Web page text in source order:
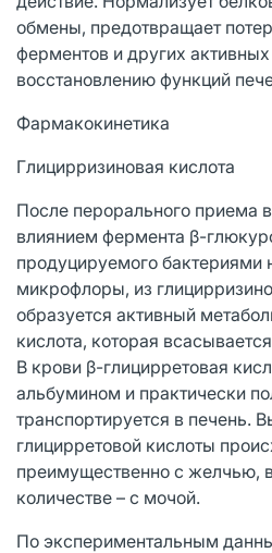
обмены, предотвращает
ферментов и других
восстановлению функций
Фармакокинетика
Глицирризиновая кислота
После перорального приема
влиянием фермента β-
продуцируемого бактериями
микрофлоры, из
образуется активный
кислота, которая
В крови β-глицирретовая
альбумином и практически
транспортируется в печень.
глицирретовой кислоты
преимущественно с желчью,
количестве – с мочой.
По экспериментальным